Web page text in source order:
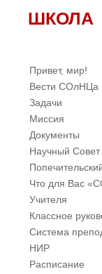
ШКОЛА
Привет, мир!
Вести СОлНЦа
Задачи
Миссия
Документы
Научный Совет
Что для Вас
Учителя
Классное
Система
НИР
Расписание